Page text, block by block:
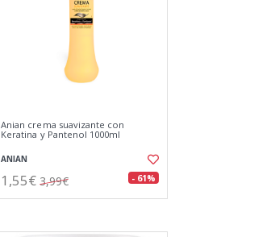
Anian crema suavizante con
Keratina y Pantenol 1000ml
ANIAN
1,55€ 3,99€ - 61%